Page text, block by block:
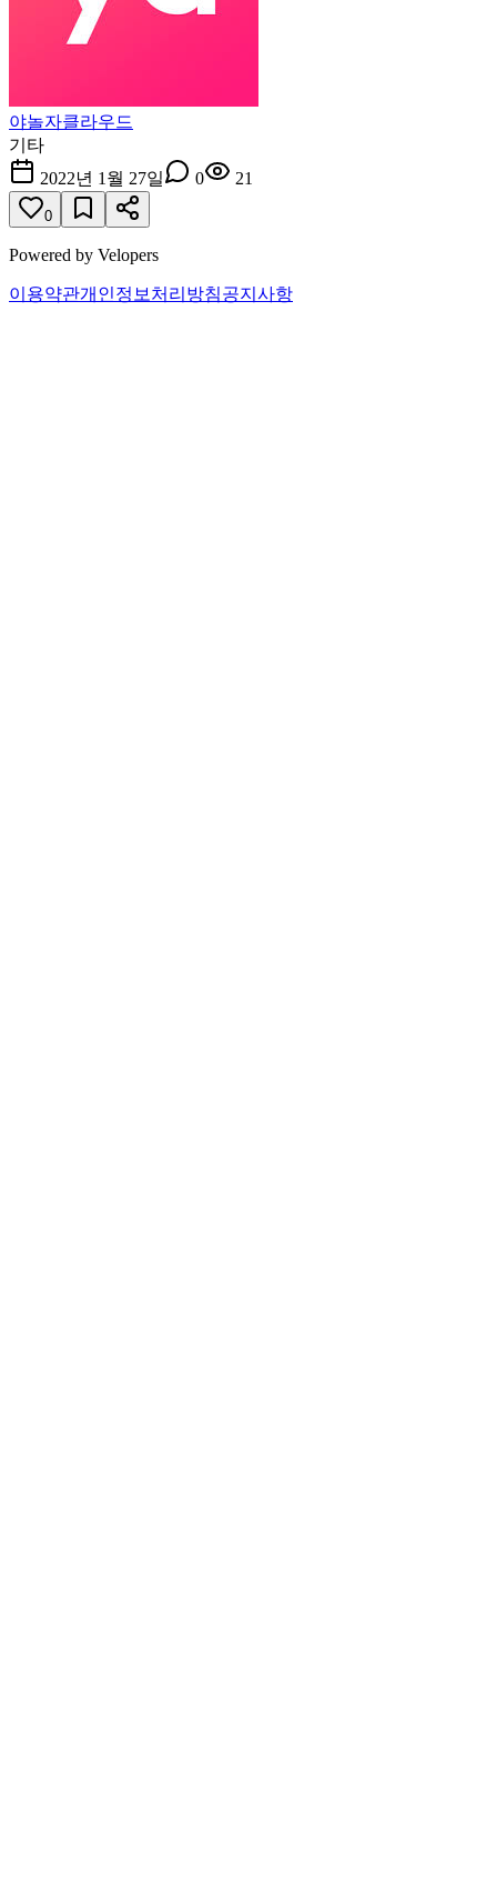
야놀자클라우드
기타
2022년 1월 27일
0 21
0
Powered by Velopers
이용약관개인정보처리방침공지사항